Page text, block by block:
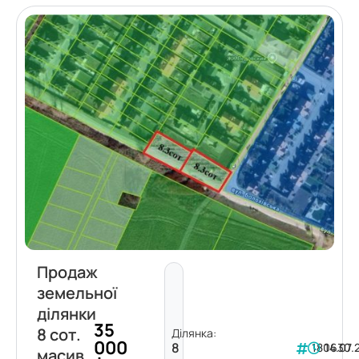
Продаж
земельної
ділянки
8 сот.
35
000
Ділянка:
8
180630